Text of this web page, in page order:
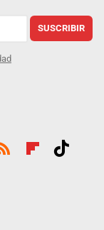
SUSCRIBIR